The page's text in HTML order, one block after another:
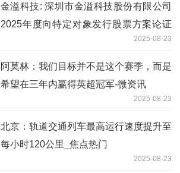
金溢科技: 深圳市金溢科技股份有限公司
2025年度向特定对象发行股票方案论证
2025-08-23
阿莫林：我们目标并不是这个赛季，而是
希望在三年内赢得英超冠军-微资讯
2025-08-23
北京：轨道交通列车最高运行速度提升至
每小时120公里_焦点热门
2025-08-23